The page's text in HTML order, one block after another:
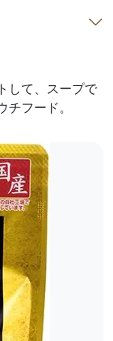
して、スープで
フード。